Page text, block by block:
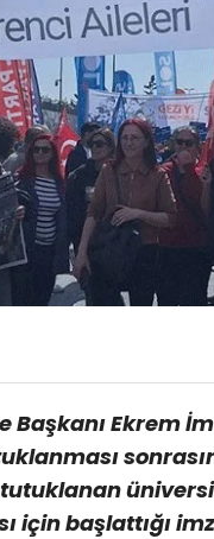
Ekrem
için başlattığı